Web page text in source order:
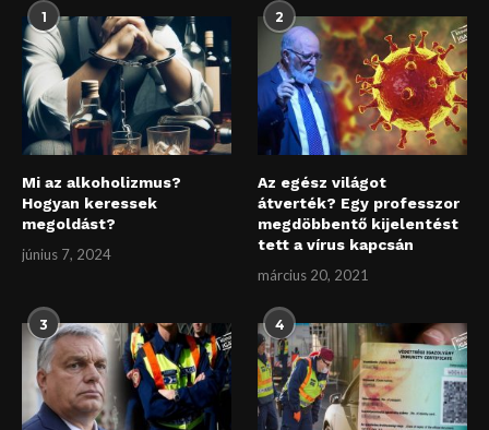
1
Mi az alkoholizmus?
Hogyan keressek
megoldást?
június 7, 2024
2
Az egész világot
átverték? Egy professzor
megdöbbentő kijelentést
tett a vírus kapcsán
március 20, 2021
3 4